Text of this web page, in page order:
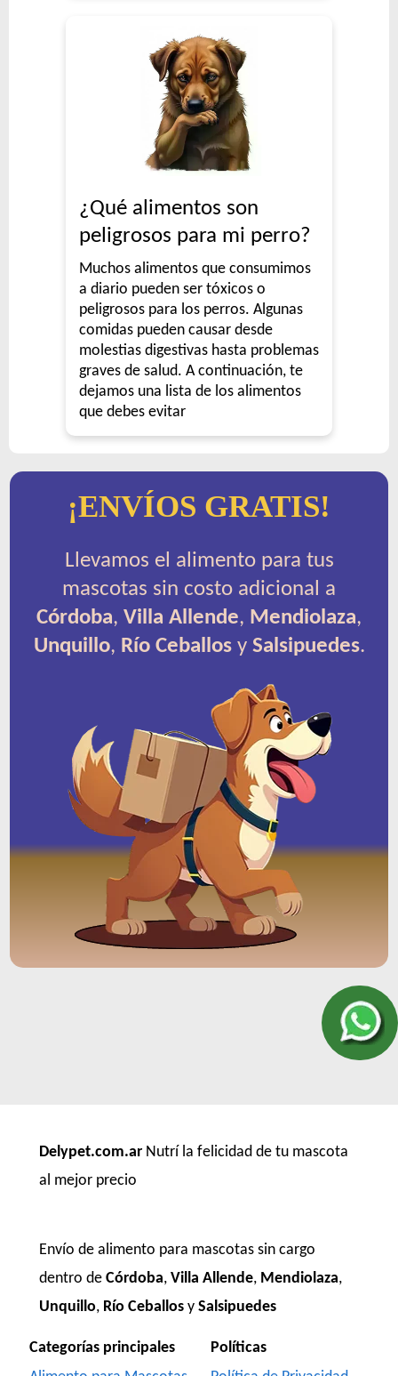
¿Qué alimentos son
peligrosos para mi perro?
Muchos alimentos que consumimos
a diario pueden ser tóxicos o
peligrosos para los perros. Algunas
comidas pueden causar desde
molestias digestivas hasta problemas
graves de salud. A continuación, te
dejamos una lista de los alimentos
que debes evitar
¡ENVÍOS GRATIS!
Llevamos el alimento para tus
mascotas sin costo adicional a
Córdoba, Villa Allende, Mendiolaza,
Unquillo, Río Ceballosy Salsipuedes.
Delypet.com.ar Nutrí la felicidad de tu mascota
al mejor precio
Envío de alimento para mascotas sin cargo
dentro de Córdoba, Villa Allende, Mendiolaza,
Unquillo, Río Ceballos y Salsipuedes
Categorías principales
Políticas